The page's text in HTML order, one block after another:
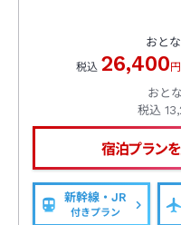
おとな
税込 26,400 円
おと
税込
宿泊プラン
新幹線・JR
付きプラン